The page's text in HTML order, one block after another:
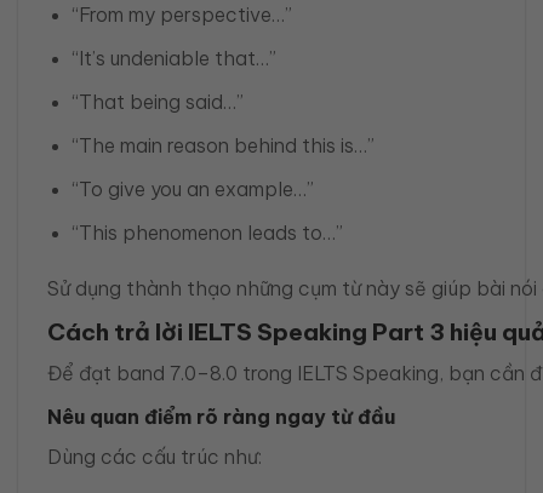
“From my perspective…”
“It’s undeniable that…”
“That being said…”
“The main reason behind this is…”
“To give you an example…”
“This phenomenon leads to…”
Sử dụng thành thạo những cụm từ này sẽ giúp bài
Cách trả lời IELTS Speaking Part 3 hiệu
Để đạt band 7.0–8.0 trong IELTS Speaking, bạn cần
Nêu quan điểm rõ ràng ngay từ đầu
Dùng các cấu trúc như: